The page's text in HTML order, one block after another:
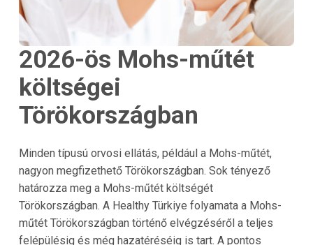
2026-ös Mohs-műtét
költségei
Törökországban
Minden típusú orvosi ellátás, például a Mohs-műtét,
nagyon megfizethető Törökországban. Sok tényező
határozza meg a Mohs-műtét költségét
Törökországban. A Healthy Türkiye folyamata a Mohs-
műtét Törökországban történő elvégzéséről a teljes
felépülésig és még hazatéréséig is tart. A pontos